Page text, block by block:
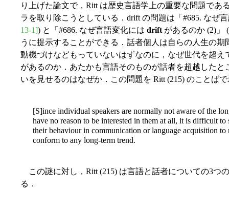
り上げた論文で，Ritt は歴史言語学上の重要な問題であ
ラを取り除こうとしている．drift の問題は「#685. なぜ
13-1]) と「#686. なぜ言語変化には drift があるのか (2)」 (
うに提示することができる．話者個人は自らの人生の
動機づけなどもっていないはずなのに，なぜ世代を超
があるのか．あたかも言語そのものが話者を超越した
いを見せるのはなぜか．この問題を Ritt (215) のことば
[S]ince individual speakers are normally not aware of the
have no reason to be interested in them at all, it is difficult
their behaviour in communication or language acquisition
conform to any long-term trend.
この謎に対し，Ritt (215) は言語と話者についての3つ
る．